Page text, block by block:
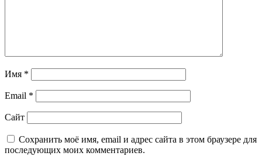
Имя *
Email *
Сайт
Сохранить моё имя, email и адрес сайта в этом браузере для
последующих моих комментариев.